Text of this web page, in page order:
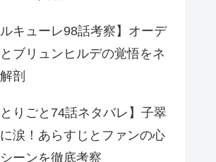
ルキューレ98話考察】オーデ
ブリュンヒルデの覚悟をネ
剖
とりごと74話ネタバレ】子翠
涙！あらすじとファンの心
ーンを徹底考察